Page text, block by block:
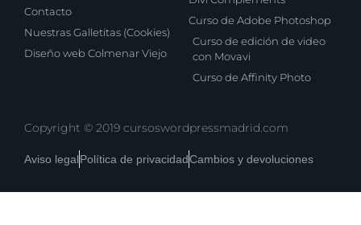
Contacto
Nuestras Galletitas (Cookies)
Diseño web Colmenar Viejo
Curso de Adobe Photoshop
Curso de edición de video
con Movavi
Curso de Affinity Photo
Copyright © 2019 cursoswordpressmadrid.com
Aviso legalPolítica de privacidadCambios y devoluciones